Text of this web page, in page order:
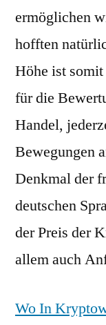
ermöglichen
hofften
Höhe ist
für die
Handel,
Bewegungen
Denkmal der
deutschen
der Preis der
allem auch
Wo In